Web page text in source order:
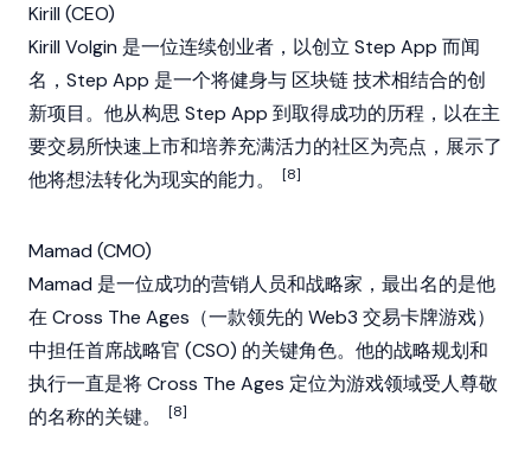
Kirill (CEO)
Kirill Volgin 是一位连续创业者，以创立 Step App 而闻
名，Step App 是一个将健身与 区块链技术相结合的创
新项目。他从构思 Step App 到取得成功的历程，以在主
要交易所快速上市和培养充满活力的社区为亮点，展示了
他将想法转化为现实的能力。
[8]
Mamad (CMO)
Mamad 是一位成功的营销人员和战略家，最出名的是他
在 Cross The Ages（一款领先的 Web3 交易卡牌游戏）
中担任首席战略官 (CSO) 的关键角色。他的战略规划和
执行一直是将 Cross The Ages 定位为游戏领域受人尊敬
的名称的关键。
[8]